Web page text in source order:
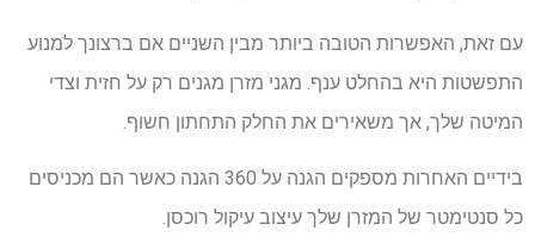
עם זאת, האפשרות הטובה ביותר מבין השניים אם ברצונך למנוע
התפשטות היא בהחלט ענף. מגני מזרן מגנים רק על חזית וצדי
המיטה שלך, אך משאירים את החלק התחתון חשוף.
בידיים האחרות מספקים הגנה על 360 הגנה כאשר הם מכניסים
כל סנטימטר של המזרן שלך עיצוב עיקול רוכסן.